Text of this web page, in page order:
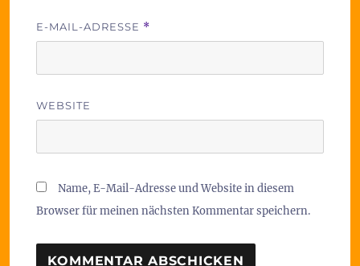
E-MAIL-ADRESSE *
WEBSITE
Name, E-Mail-Adresse und Website in diesem
Browser für meinen nächsten Kommentar speichern.